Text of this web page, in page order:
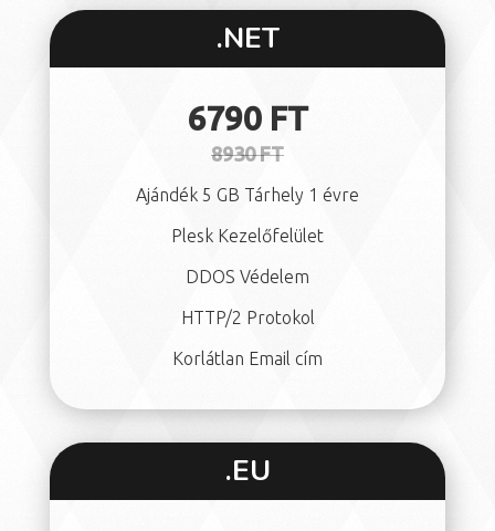
.NET
6790 FT
8930 FT
Ajándék 5 GB Tárhely 1 évre
Plesk Kezelőfelület
DDOS Védelem
HTTP/2 Protokol
Korlátlan Email cím
.EU